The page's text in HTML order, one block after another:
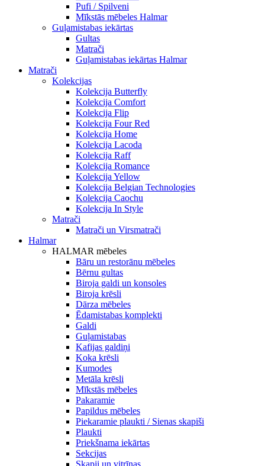
Pufi / Spilveni
Mīkstās mēbeles Halmar
Guļamistabas iekārtas
Gultas
Matrači
Guļamistabas iekārtas Halmar
Matrači
Kolekcijas
Kolekcija Butterfly
Kolekcija Comfort
Kolekcija Flip
Kolekcija Four Red
Kolekcija Home
Kolekcija Lacoda
Kolekcija Raff
Kolekcija Romance
Kolekcija Yellow
Kolekcija Belgian Technologies
Kolekcija Caochu
Kolekcija In Style
Matrači
Matrači un Virsmatrači
Halmar
HALMAR mēbeles
Bāru un restorānu mēbeles
Bērnu gultas
Biroja galdi un konsoles
Biroja krēsli
Dārza mēbeles
Ēdamistabas komplekti
Galdi
Guļamistabas
Kafijas galdiņi
Koka krēsli
Kumodes
Metāla krēsli
Mīkstās mēbeles
Pakaramie
Papildus mēbeles
Piekaramie plaukti / Sienas skapiši
Plaukti
Priekšnama iekārtas
Sekcijas
Skapji un vitrīnas